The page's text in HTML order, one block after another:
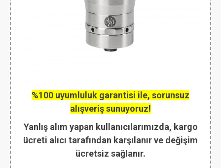
%100 uyumluluk garantisi ile, sorunsuz
alışveriş sunuyoruz!
Yanlış alım yapan kullanıcılarımızda, kargo
ücreti alıcı tarafından karşılanır ve değişim
ücretsiz sağlanır.